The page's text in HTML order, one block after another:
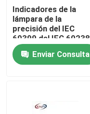
Hogar
Sobre nosotros
Indicadores de la
lámpara de la
precisión del IEC
60399 del IEC 60238
para el tenedor de la
lámpara E27
Enviar Consulta